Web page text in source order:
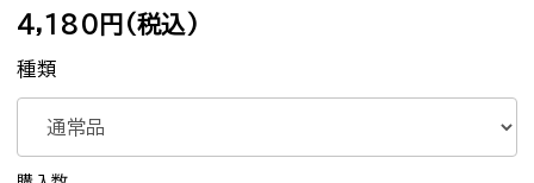
4,180円(税込)
種類